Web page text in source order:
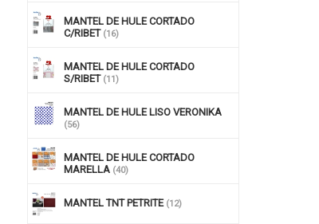
MANTEL DE HULE CORTADO
C/RIBET (16)
MANTEL DE HULE CORTADO
S/RIBET (11)
MANTEL DE HULE LISO VERONIKA
(56)
MANTEL DE HULE CORTADO
MARELLA (40)
MANTEL TNT PETRITE (12)